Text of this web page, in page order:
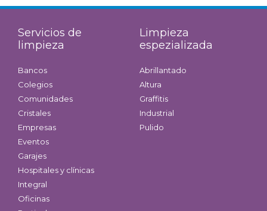
Servicios de
limpieza
Bancos
Colegios
Comunidades
Cristales
Empresas
Eventos
Garajes
Hospitales y clínicas
Integral
Oficinas
Limpieza
espezializada
Abrillantado
Altura
Graffitis
Industrial
Pulido